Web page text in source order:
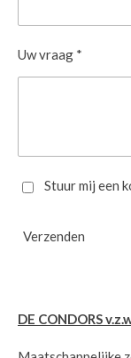
Uw vraag *
Stuur mij een
Verzenden
DE CONDORS